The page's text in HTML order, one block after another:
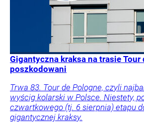
Gigantyczna kraksa na trasie Tour
poszkodowani
Trwa 83. Tour de Pologne, czyli
wyścig kolarski w Polsce. Niestety,
czwartkowego (tj. 6 sierpnia) etapu
gigantycznej kraksy.